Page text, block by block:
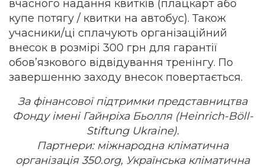
вчасного надання квитків (плацкарт або
купе потягу / квитки на автобус). Також
учасники/ці сплачують організаційний
внесок в розмірі 300 грн для гарантії
обов’язкового відвідування тренінгу. По
завершенню заходу внесок повертається.
За фінансової підтримки представництва
Фонду імені Гайнріха Бьолля (Heinrich-Böll-
Stiftung Ukraine).
Партнери: міжнародна кліматична
організація 350.org, Українська кліматична